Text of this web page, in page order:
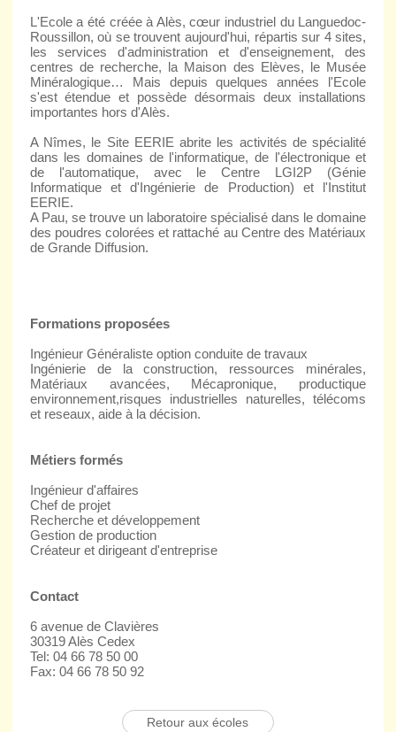
L'Ecole a été créée à Alès, cœur industriel du Languedoc-
Roussillon, où se trouvent aujourd'hui, répartis sur 4 sites,
les services d'administration et d'enseignement, des
centres de recherche, la Maison des Elèves, le Musée
Minéralogique… Mais depuis quelques années l'Ecole
s'est étendue et possède désormais deux installations
importantes hors d'Alès.
A Nîmes, le Site EERIE abrite les activités de spécialité
dans les domaines de l'informatique, de l'électronique et
de l'automatique, avec le Centre LGI2P (Génie
Informatique et d'Ingénierie de Production) et l'Institut
EERIE.
A Pau, se trouve un laboratoire spécialisé dans le domaine
des poudres colorées et rattaché au Centre des Matériaux
de Grande Diffusion.
Formations proposées
Ingénieur Généraliste option conduite de travaux
Ingénierie de la construction, ressources minérales,
Matériaux avancées, Mécapronique, productique
environnement,risques industrielles naturelles, télécoms
et reseaux, aide à la décision.
Métiers formés
Ingénieur d'affaires
Chef de projet
Recherche et développement
Gestion de production
Créateur et dirigeant d'entreprise
Contact
6 avenue de Clavières
30319 Alès Cedex
Tel: 04 66 78 50 00
Fax: 04 66 78 50 92
Retour aux écoles